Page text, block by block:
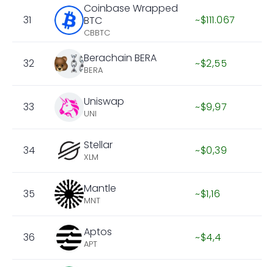
31
Coinbase Wrapped
BTC
CBBTC
~$111.067
32 Berachain BERA
BERA ~$2,55
33 Uniswap
UNI ~$9,97
34 Stellar
XLM ~$0,39
35 Mantle
MNT ~$1,16
36 Aptos
APT ~$4,4